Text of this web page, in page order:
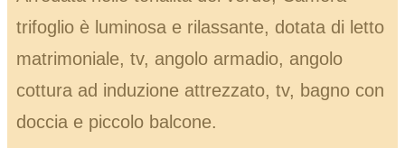
trifoglio è luminosa e rilassante, dotata di letto
matrimoniale, tv, angolo armadio, angolo
cottura ad induzione attrezzato, tv, bagno con
doccia e piccolo balcone.